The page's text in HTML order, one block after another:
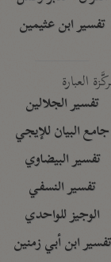
تفسير ابن عثيمين
العبارة
تفسير الجلالين
جامع البيان للإيجي
تفسير البيضاوي
تفسير النسفي
الوجيز للواحدي
تفسير ابن أبي زمنين